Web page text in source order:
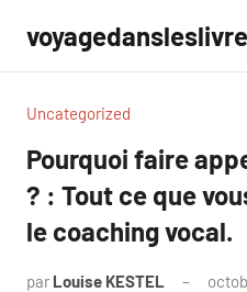
contenu
Uncategorized
Pourquoi faire
? : Tout ce que
le coaching vocal.
par Louise KESTEL